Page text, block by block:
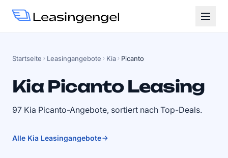
Startseite Leasingangebote Kia Picanto
Kia Picanto Leasing
97 Kia Picanto-Angebote, sortiert nach Top-Deals.
Alle Kia Leasingangebote